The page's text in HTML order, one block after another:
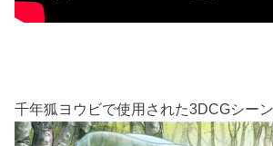
千年狐ヨウビで使用された3DCGシー